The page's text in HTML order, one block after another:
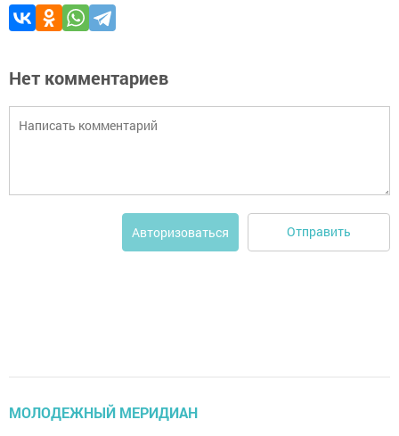
Нет комментариев
Авторизоваться Отправить
МОЛОДЕЖНЫЙ МЕРИДИАН